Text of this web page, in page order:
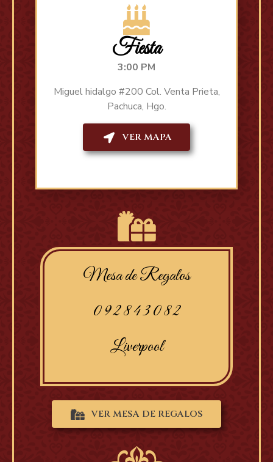
Fiesta
3:00 PM
Miguel hidalgo #200 Col. Venta Prieta,
Pachuca, Hgo.
VER MAPA
Mesa de Regalos
0 9 2 8 4 3 0 8 2
Liverpool
VER MESA DE REGALOS